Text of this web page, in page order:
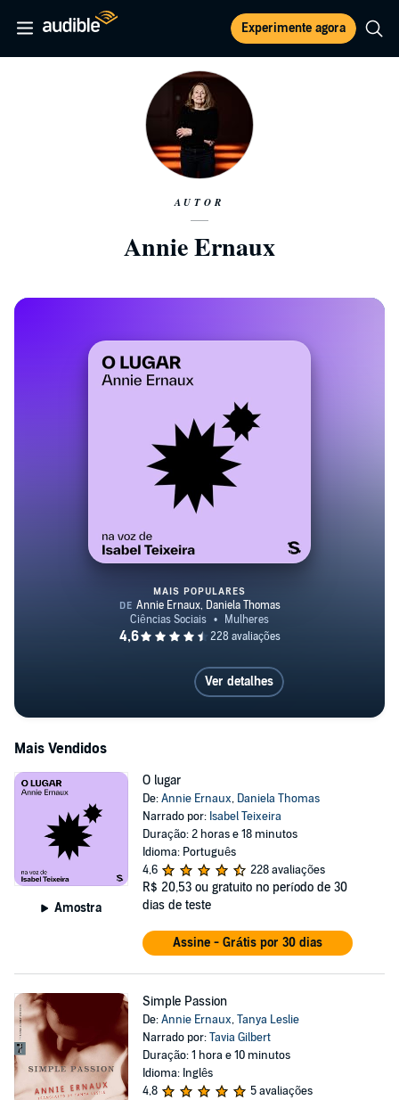
Experimente agora
AUTOR
Annie Ernaux
O lugar
MAIS POPULARES
Ver detalhes
Mais Vendidos
Amostra
O lugar
De:Annie Ernaux, Daniela Thomas
Narrado por: Isabel Teixeira
Duração: 2 horas e 18 minutos
Idioma: Português
4,6
228 avaliações
R$ 20,53 ou gratuito no período de 30
dias de teste
Assine - Grátis por 30 dias
Simple Passion
De:Annie Ernaux,Tanya Leslie
Narrado por:Tavia Gilbert
Duração: 1 hora e 10 minutos
Idioma: Inglês
4,8
5 avaliações